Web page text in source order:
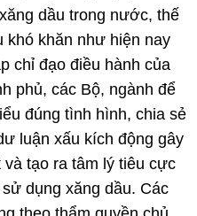
dầu trong nước, thế
khó khăn như hiện nay
chỉ đạo điều hành của
phủ, các Bộ, ngành để
đúng tình hình, chia sẻ
luận xấu kích động gây
tạo ra tâm lý tiêu cực
dụng xăng dầu. Các